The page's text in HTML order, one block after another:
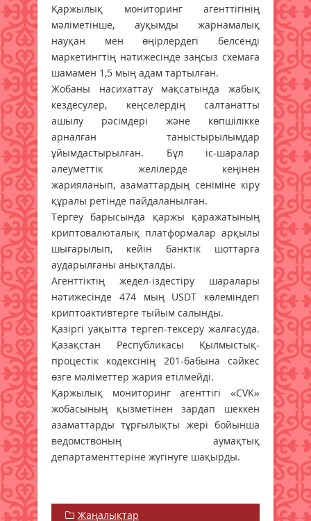
Қаржылық мониторинг агенттігінің
мәліметінше, ауқымды жарнамалық
науқан мен өңірлердегі белсенді
маркетингтің нәтижесінде заңсыз схемаға
шамамен 1,5 мың адам тартылған.
Жобаны насихаттау мақсатында жабық
кездесулер, кеңселердің салтанатты
ашылу рәсімдері және көпшілікке
арналған таныстырылымдар
ұйымдастырылған. Бұл іс-шаралар
әлеуметтік желілерде кеңінен
жарияланып, азаматтардың сеніміне кіру
құралы ретінде пайдаланылған.
Тергеу барысында қаржы қаражатының
криптовалюталық платформалар арқылы
шығарылып, кейін банктік шоттарға
аударылғаны анықталды.
Агенттіктің жедел-іздестіру шаралары
нәтижесінде 474 мың USDT көлеміндегі
криптоактивтерге тыйым салынды.
Қазіргі уақытта тергеп-тексеру жалғасуда.
Қазақстан Республикасы Қылмыстық-
процестік кодексінің 201-бабына сәйкес
өзге мәліметтер жария етілмейді.
Қаржылық мониторинг агенттігі «CVK»
жобасының қызметінен зардап шеккен
азаматтарды тұрғылықты жері бойынша
ведомствоның аумақтық
департаменттеріне жүгінуге шақырды.
Жаңалықтар